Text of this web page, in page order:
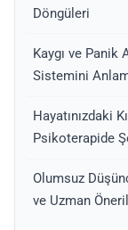
Döngüleri
Kaygı ve Panik
Sistemini
Hayatınızdaki
Psikoterapide
Olumsuz
ve Uzman